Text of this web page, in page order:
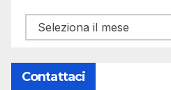
Archivi
Contattaci